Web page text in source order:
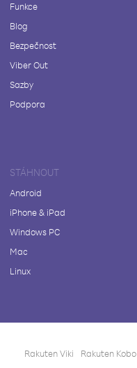
Funkce
Blog
Bezpečnost
Viber Out
Sazby
Podpora
STÁHNOUT
Android
iPhone & iPad
Windows PC
Mac
Linux
Rakuten Viki Rakuten Kobo